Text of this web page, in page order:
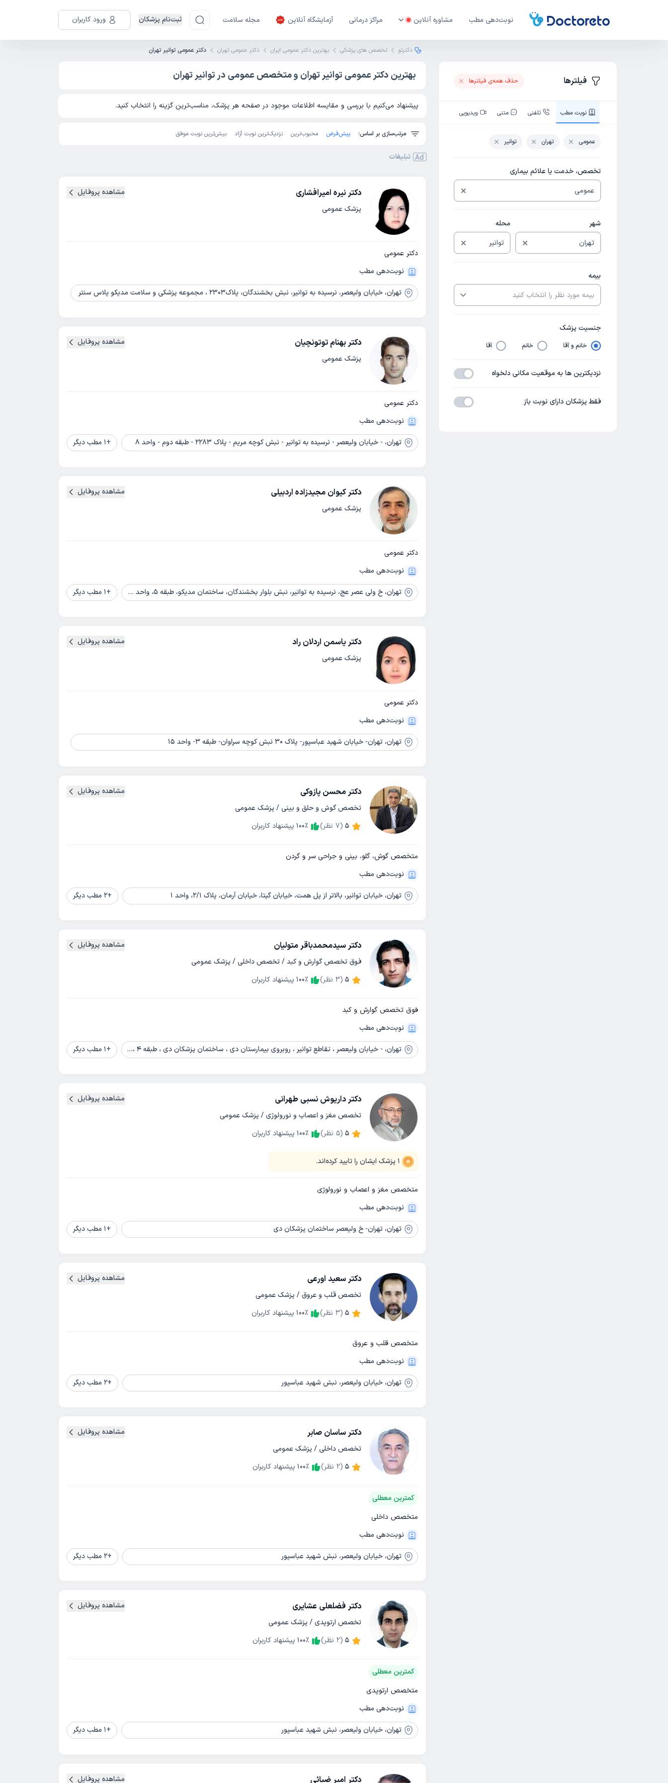
نوبت‌دهی مطب مشاوره آنلاین مراکز درمانی آزمایشگاه آنلاین مجله سلامت ثبت‌نام پزشکان ورود کاربران
دکترتو تخصص های پزشکی بهترین دکتر عمومی ایران دکتر عمومی تهران دکتر عمومی توانیر تهران
بهترین دکتر عمومی توانیر تهران و متخصص عمومی در توانیر تهران
پیشنهاد می‌کنیم با بررسی و مقایسه اطلاعات موجود در صفحه هر پزشک، مناسب‌ترین گزینه را انتخاب کنید.
مرتب‌سازی بر اساس: پیش‌فرض محبوب‌ترین نزدیک‌ترین نوبت آزاد بیش‌ترین نوبت موفق
دکتر نیره امیرافشاری
پزشک عمومی
مشاهده پروفایل
دکتر عمومی
نوبت‌دهی مطب
تهران، خیابان ولیعصر، نرسیده به توانیر، نبش بخشندگان، پلاک2303 ، مجموعه پزشکی و سلامت مدیکو پلاس سنتر
دکتر بهنام توتونچیان
پزشک عمومی
مشاهده پروفایل
دکتر عمومی
نوبت‌دهی مطب
تهران، - خیابان ولیعصر - نرسیده به توانیر - نبش کوچه مریم - پلاک 2283 - طبقه دوم - واحد 8 +
1 مطب دیگر
دکتر کیوان مجیدزاده اردبیلی
پزشک عمومی
مشاهده پروفایل
دکتر عمومی
نوبت‌دهی مطب
تهران، خ ولی عصر عج، نرسیده به توانیر، نبش بلوار بخشندگان، ساختمان مدیکو، طبقه 5، واحد 502 +
1 مطب دیگر
دکتر یاسمن اردلان راد
پزشک عمومی
مشاهده پروفایل
دکتر عمومی
نوبت‌دهی مطب
تهران، تهران- خیابان شهید عباسپور- پلاک 30 نبش کوچه سراوان- طبقه 3- واحد 15
دکتر محسن پازوکی
تخصص گوش و حلق و بینی / پزشک عمومی
5
(
7 نظر) 100٪ پیشنهاد کاربران
مشاهده پروفایل
متخصص گوش، گلو، بینی و جراحی سر و گردن
نوبت‌دهی مطب
تهران، خیابان توانیر، بالاتر از پل همت، خیابان گیتا، خیابان آرمان، پلاک 2/1، واحد 1 +
2 مطب دیگر
دکتر سیدمحمدباقر متولیان
فوق تخصص گوارش و کبد / تخصص داخلی / پزشک عمومی
5
(
3 نظر) 100٪ پیشنهاد کاربران
مشاهده پروفایل
فوق تخصص گوارش و کبد
نوبت‌دهی مطب
تهران، - خیابان ولیعصر ، تقاطع توانیر ، روبروی بیمارستان دی ، ساختمان پزشکان دی ، طبقه 4 ، واحد A +
1 مطب دیگر
دکتر داریوش نسبی طهرانی
تخصص مغز و اعصاب و نورولوژی / پزشک عمومی
5
(
5 نظر) 100٪ پیشنهاد کاربران
1 پزشک ایشان را تایید کرده‌اند.
مشاهده پروفایل
متخصص مغز و اعصاب و نورولوژی
نوبت‌دهی مطب
تهران، تهران- خ ولیعصر ساختمان پزشکان دی +
1 مطب دیگر
دکتر سعید اورعی
تخصص قلب و عروق / پزشک عمومی
5
(
3 نظر) 100٪ پیشنهاد کاربران
مشاهده پروفایل
متخصص قلب و عروق
نوبت‌دهی مطب
تهران، خیابان ولیعصر، نبش شهید عباسپور +
2 مطب دیگر
دکتر ساسان صابر
تخصص داخلی / پزشک عمومی
5
(
2 نظر) 100٪ پیشنهاد کاربران
مشاهده پروفایل
کمترین معطلی
متخصص داخلی
نوبت‌دهی مطب
تهران، خیابان ولیعصر، نبش شهید عباسپور +
2 مطب دیگر
دکتر فضلعلی عشایری
تخصص ارتوپدی / پزشک عمومی
5
(
2 نظر) 100٪ پیشنهاد کاربران
مشاهده پروفایل
کمترین معطلی
متخصص ارتوپدی
نوبت‌دهی مطب
تهران، خیابان ولیعصر، نبش شهید عباسپور +
1 مطب دیگر
دکتر امیر ضیائی مشاهده پروفایل
Ad تبلیغات
فیلترها حذف همه‌ی فیلتر‌ها
نوبت‌ مطب تلفنی متنی ویدیویی
عمومی تهران توانیر
تخصص، خدمت یا علائم بیماری
شهر محله
بیمه
جنسیت پزشک
خانم و آقا خانم آقا
نزدیکترین ها به موقعیت مکانی دلخواه
فقط پزشکان دارای نوبت باز